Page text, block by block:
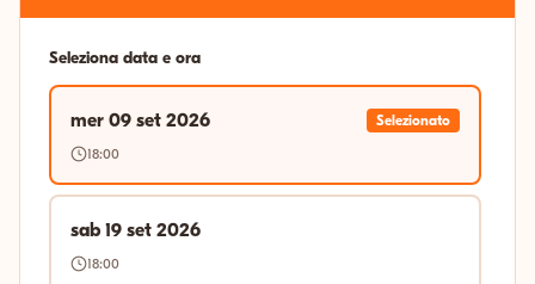
Seleziona data e ora
mer 09 set 2026
Selezionato
18:00
sab 19 set 2026
18:00